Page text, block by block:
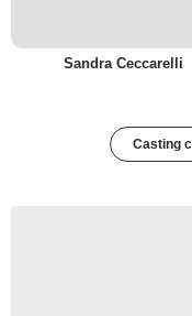
Sandra Ceccarelli
Casting